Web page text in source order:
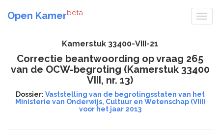
Open Kamerbeta
Kamerstuk 33400-VIII-21
Correctie beantwoording op vraag 265
van de OCW-begroting (Kamerstuk 33400
VIII, nr. 13)
Dossier: Vaststelling van de begrotingsstaten van het
Ministerie van Onderwijs, Cultuur en Wetenschap (VIII)
voor het jaar 2013